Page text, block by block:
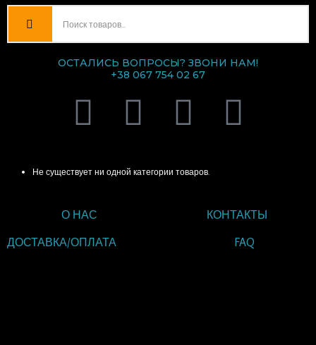
ОСТАЛИСЬ ВОПРОСЫ? ЗВОНИ НАМ!
+38 067 754 02 67
V
b
e
r
T
l
I
s
F
e
b
Не существует ни одной категории товаров.
О НАС
КОНТАКТЫ
ДОСТАВКА/ОПЛАТА
FAQ